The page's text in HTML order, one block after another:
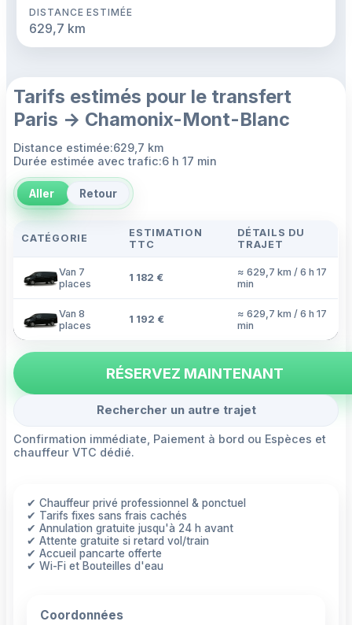
DISTANCE ESTIMÉE
629,7 km
Tarifs estimés pour le transfert
Paris → Chamonix-Mont-Blanc
Distance estimée:629,7 km
Durée estimée avec trafic:6 h 17 min
Aller Retour
CATÉGORIE
ESTIMATION
TTC
DÉTAILS DU
TRAJET
Van 7
places
1 182 €
≈ 629,7 km / 6 h 17
min
Van 8
places
1 192 €
≈ 629,7 km / 6 h 17
min
RÉSERVEZ MAINTENANT
Rechercher un autre trajet
Confirmation immédiate, Paiement à bord ou Espèces et
chauffeur VTC dédié.
✔ Chauffeur privé professionnel & ponctuel
✔ Tarifs fixes sans frais cachés
✔ Annulation gratuite jusqu'à 24 h avant
✔ Attente gratuite si retard vol/train
✔ Accueil pancarte offerte
✔ Wi-Fi et Bouteilles d'eau
Coordonnées